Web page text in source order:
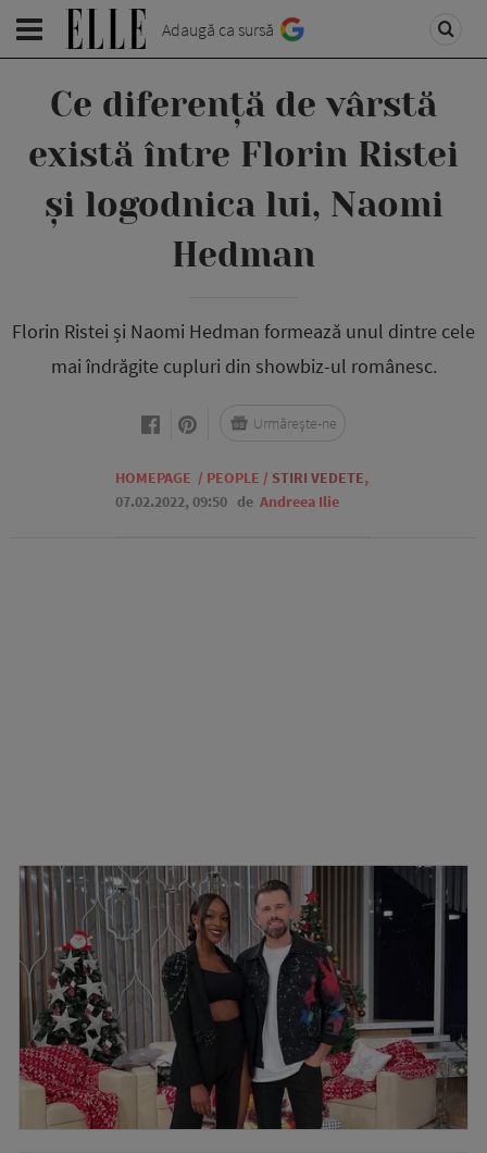
Adaugă ca sursă
Ce diferență de vârstă
există între Florin Ristei
și logodnica lui, Naomi
Hedman
Florin Ristei și Naomi Hedman formează unul dintre cele
mai îndrăgite cupluri din showbiz-ul românesc.
HOMEPAGE / PEOPLE / STIRI VEDETE,
07.02.2022, 09:50 de Andreea Ilie
Urmărește-ne